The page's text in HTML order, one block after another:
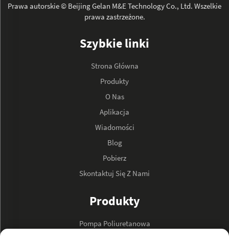
Prawa autorskie © Beijing Gelan M&E Technology Co., Ltd. Wszelkie
prawa zastrzeżone.
Szybkie linki
Strona Główna
Produkty
O Nas
Aplikacja
Wiadomości
Blog
Pobierz
Skontaktuj Się Z Nami
Produkty
Pompa Poliuretanowa